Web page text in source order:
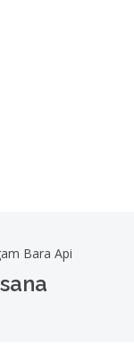
Bara Api